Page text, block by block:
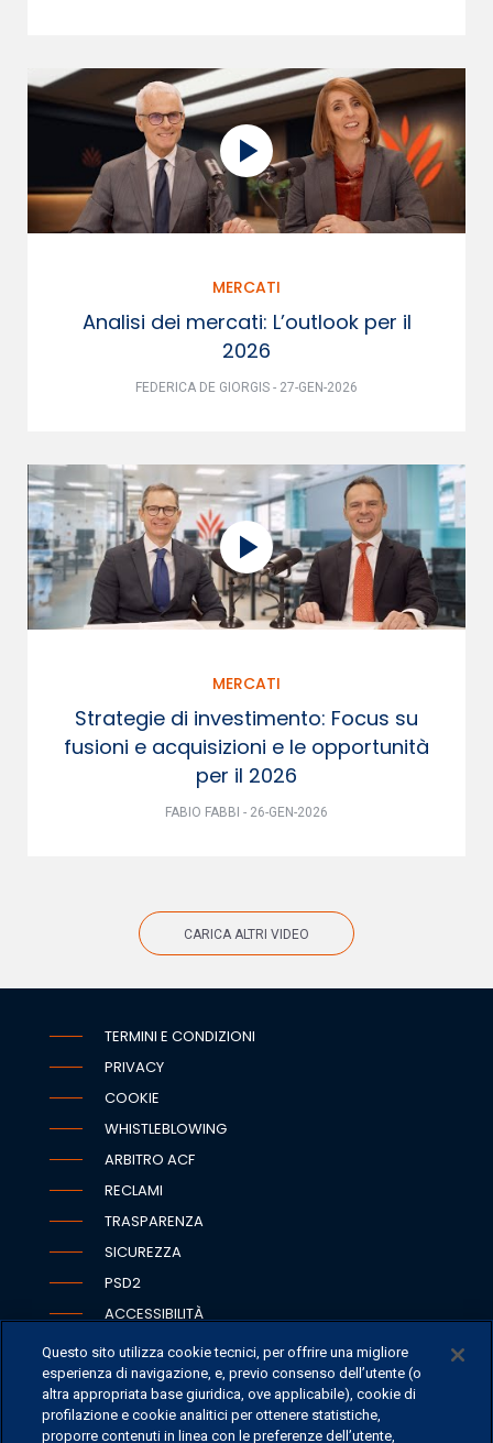
MERCATI
Analisi dei mercati: L’outlook per il
2026
FEDERICA DE GIORGIS - 27-GEN-2026
MERCATI
Strategie di investimento: Focus su
fusioni e acquisizioni e le opportunità
per il 2026
FABIO FABBI - 26-GEN-2026
CARICA ALTRI VIDEO
TERMINI E CONDIZIONI
PRIVACY
COOKIE
WHISTLEBLOWING
ARBITRO ACF
RECLAMI
TRASPARENZA
SICUREZZA
PSD2
ACCESSIBILITÀ
SEDI
Questo sito utilizza cookie tecnici, per offrire una migliore
esperienza di navigazione, e, previo consenso dell’utente (o
altra appropriata base giuridica, ove applicabile), cookie di
profilazione e cookie analitici per ottenere statistiche,
proporre contenuti in linea con le preferenze dell’utente,